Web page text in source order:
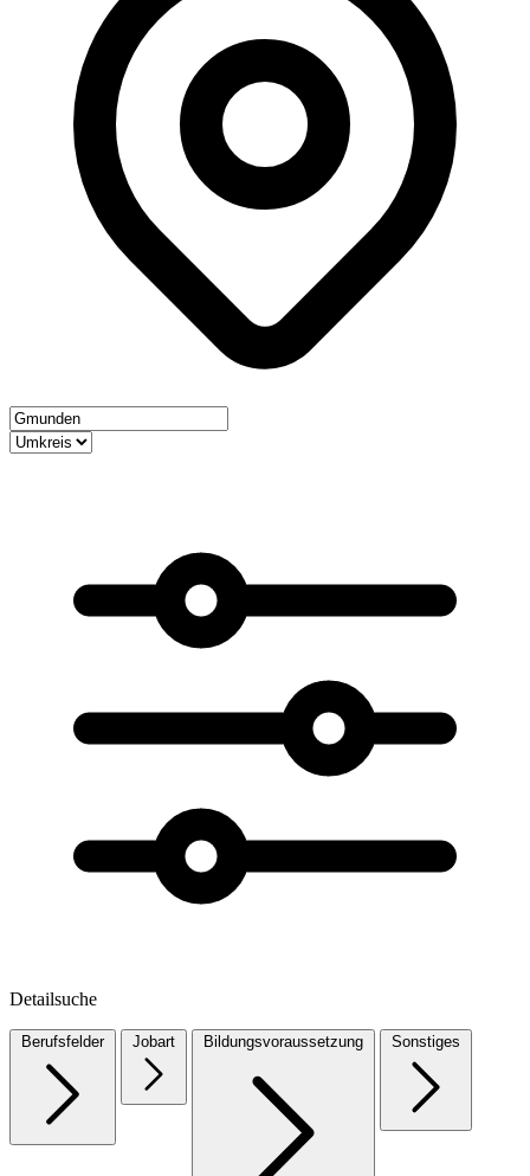
Detailsuche
Berufsfelder Jobart Bildungsvoraussetzung Sonstiges